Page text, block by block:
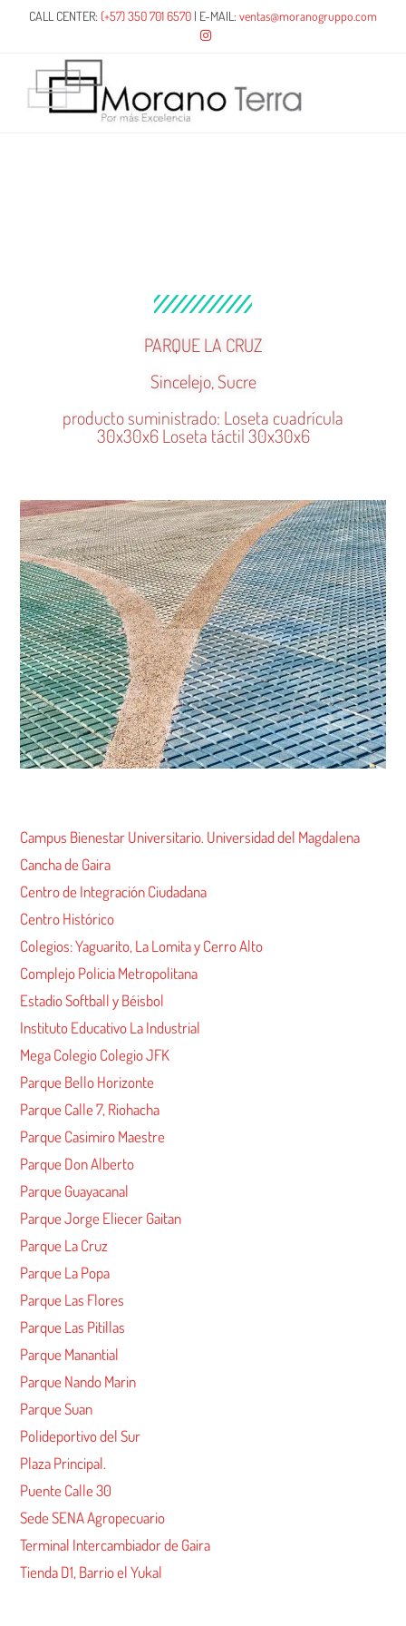
CALL CENTER: (+57) 350 701 6570 | E-MAIL: ventas@moranogruppo.com
PARQUE LA CRUZ
Sincelejo, Sucre
producto suministrado: Loseta cuadrícula
30x30x6 Loseta táctil 30x30x6
Campus Bienestar Universitario. Universidad del Magdalena
Cancha de Gaira
Centro de Integración Ciudadana
Centro Histórico
Colegios: Yaguarito, La Lomita y Cerro Alto
Complejo Policia Metropolitana
Estadio Softball y Béisbol
Instituto Educativo La Industrial
Mega Colegio Colegio JFK
Parque Bello Horizonte
Parque Calle 7, Riohacha
Parque Casimiro Maestre
Parque Don Alberto
Parque Guayacanal
Parque Jorge Eliecer Gaitan
Parque La Cruz
Parque La Popa
Parque Las Flores
Parque Las Pitillas
Parque Manantial
Parque Nando Marin
Parque Suan
Polideportivo del Sur
Plaza Principal.
Puente Calle 30
Sede SENA Agropecuario
Terminal Intercambiador de Gaira
Tienda D1, Barrio el Yukal